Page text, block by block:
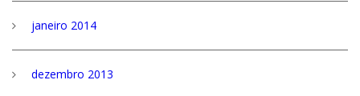
janeiro 2014
dezembro 2013